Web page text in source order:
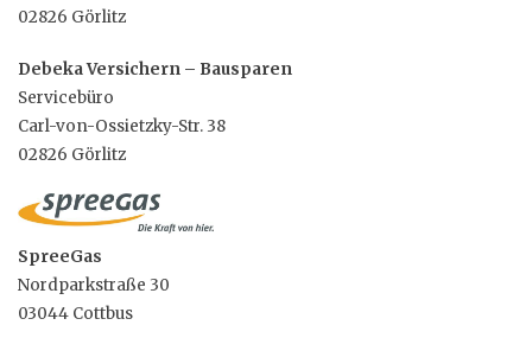
02826 Görlitz
Debeka Versichern – Bausparen
Servicebüro
Carl-von-Ossietzky-Str. 38
02826 Görlitz
SpreeGas
Nordparkstraße 30
03044 Cottbus